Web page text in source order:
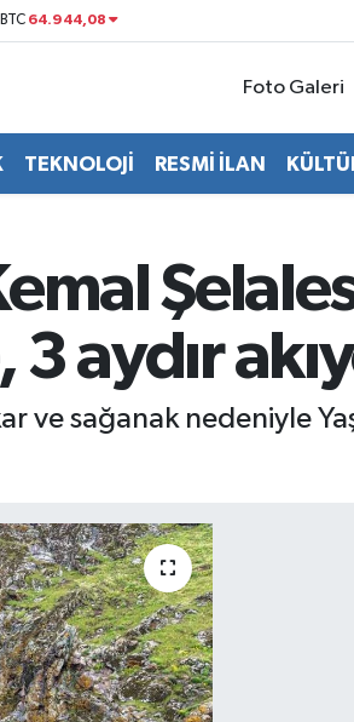
BTC 64.944,08
Foto Galeri
TEKNOLOJİ RESMİ İLAN
3 aydır
ve sağanak nedeniyle